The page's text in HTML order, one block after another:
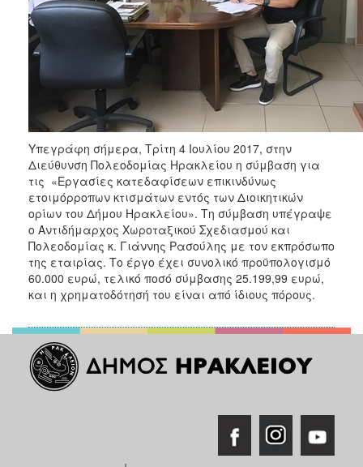
ΤΟΠΟΣ
ΠΟΛΙΤΙΣΜΟΣ
Υπεγράφη σήμερα, Τρίτη 4 Ιουλίου 2017, στην
Διεύθυνση Πολεοδομίας Ηρακλείου η σύμβαση για
τις «Εργασίες κατεδαφίσεων επικινδύνως
ετοιμόρροπων κτισμάτων εντός των Διοικητικών
ορίων του Δήμου Ηρακλείου». Τη σύμβαση υπέγραψε
ο Αντιδήμαρχος Χωροταξικού Σχεδιασμού και
Πολεοδομίας κ. Γιάννης Ρασούλης με τον εκπρόσωπο
της εταιρίας. Το έργο έχει συνολικό προϋπολογισμό
60.000 ευρώ, τελικό ποσό σύμβασης 25.199,99 ευρώ,
και η χρηματοδότησή του είναι από ίδιους πόρους.